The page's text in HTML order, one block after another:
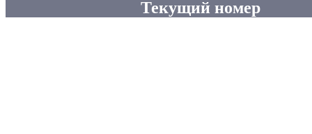
Текущий номер